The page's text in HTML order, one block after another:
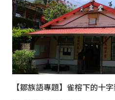
【鄒族語專題】雀榕下的十